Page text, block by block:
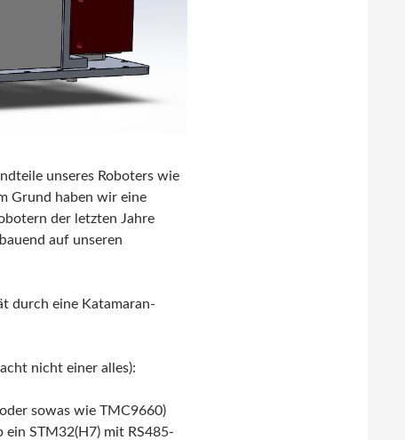
unseres Roboters wie
Grund haben wir eine
der letzten Jahre
auf unseren
durch eine Katamaran-
nicht einer alles):
sowas wie TMC9660)
ein STM32(H7) mit RS485-